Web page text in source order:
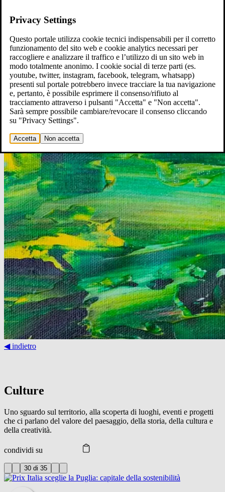
◀︎ indietro
Culture
Uno sguardo sul territorio, alla scoperta di luoghi, eventi e progetti
che ci parlano del valore del paesaggio, della storia, della cultura e
della creatività.
condividi su
30 di 35
Privacy Settings
Questo portale utilizza cookie tecnici indispensabili per il corretto
funzionamento del sito web e cookie analytics necessari per
raccogliere e analizzare il traffico e l’utilizzo di un sito web in
modo totalmente anonimo. I cookie social di terze parti (es.
youtube, twitter, instagram, facebook, telegram, whatsapp)
presenti sul portale potrebbero invece tracciare la tua navigazione
e, pertanto, è possibile esprimere il consenso/rifiuto al
tracciamento attraverso i pulsanti "Accetta" e "Non accetta".
Sarà sempre possibile cambiare/revocare il consenso cliccando
su "Privacy Settings".
Accetta Non accetta